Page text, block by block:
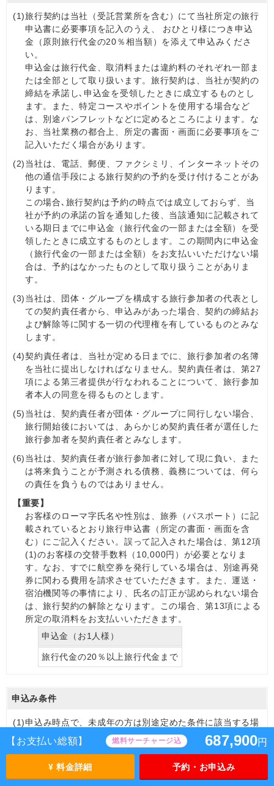
【お支払い総額】 燃料サーチャージ込 687,900円
¥ 料金詳細 予約・お申込み
(1)旅行契約は当社（受託営業所を含む）にて当社所定の旅行
申込書に必要事項を記入のうえ、 おひとり様につき申込
金（原則旅行代金の20％相当額）を添えて申込みくださ
い。
申込金は旅行代金、取消料または違約料のそれぞれ一部ま
たは全部として取り扱います。旅行契約は、当社が契約の
締結を承諾し､申込金を受領したときに成立するものとし
ます。また、特定コースやポイントを使用する場合など
は、別途パンフレットなどに定めるところによります。な
お、当社業務の都合上、所定の書面・画面に必要事項をご
記入いただく場合があります。
(2)当社は、電話、郵便、ファクシミリ、インターネットその
他の通信手段による旅行契約の予約を受け付けることがあ
ります。
この場合､旅行契約は予約の時点では成立しておらず、当
社が予約の承諾の旨を通知した後、当該通知に記載されて
いる期日までに申込金（旅行代金の一部または全額）を受
領したときに成立するものとします。この期間内に申込金
（旅行代金の一部または全額）をお支払いいただけない場
合は、予約はなかったものとして取り扱うことがありま
す。
(3)当社は、団体・グループを構成する旅行参加者の代表とし
ての契約責任者から、申込みがあった場合、契約の締結お
よび解除等に関する一切の代理権を有しているものとみな
します。
(4)契約責任者は、当社が定める日までに、旅行参加者の名簿
を当社に提出しなければなりません。契約責任者は、第27
項による第三者提供が行なわれることについて、旅行参加
者本人の同意を得るものとします。
(5)当社は、契約責任者が団体・グループに同行しない場合、
旅行開始後においては、あらかじめ契約責任者が選任した
旅行参加者を契約責任者とみなします。
(6)当社は、契約責任者が旅行参加者に対して現に負い、また
は将来負うことが予測される債務、義務については、何ら
の責任を負うものではありません。
【重要】
お客様のローマ字氏名や性別は、旅券（パスポート）に記
載されているとおり旅行申込書（所定の書面・画面を含
む）にご記入ください。誤って記入された場合は、第12項
(1)のお客様の交替手数料（10,000円）が必要となりま
す。なお、すでに航空券を発行している場合は、別途再発
券に関わる費用を請求させていただきます。また、運送・
宿泊機関等の事情により、氏名の訂正が認められない場合
は、旅行契約の解除となります。この場合、第13項による
所定の取消料をお支払いいただきます。
申込金（お1人様）
旅行代金の20％以上旅行代金まで
申込み条件
(1)申込み時点で、未成年の方は別途定めた条件に該当する場
合を除き親権者の同意書の提出が必要です。
(2)旅行開始時点で、15歳未満の方は特定コース（語学研修ツ
アー等）に参加する場合を除き、親権者または保護者の同
行を条件とします。なお、国の法令や施設等の規則によ